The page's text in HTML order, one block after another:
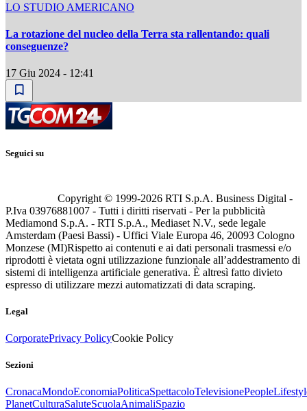
LO STUDIO AMERICANO
La rotazione del nucleo della Terra sta rallentando: quali
conseguenze?
17 Giu 2024 - 12:41
Seguici su
Copyright © 1999-2026 RTI S.p.A. Business Digital -
P.Iva 03976881007 - Tutti i diritti riservati - Per la pubblicità
Mediamond S.p.A. - RTI S.p.A., Mediaset N.V., sede legale
Amsterdam (Paesi Bassi) - Uffici Viale Europa 46, 20093 Cologno
Monzese (MI)Rispetto ai contenuti e ai dati personali trasmessi e/o
riprodotti è vietata ogni utilizzazione funzionale all’addestramento di
sistemi di intelligenza artificiale generativa. È altresì fatto divieto
espresso di utilizzare mezzi automatizzati di data scraping.
Legal
CorporatePrivacy PolicyCookie Policy
Sezioni
CronacaMondoEconomiaPoliticaSpettacoloTelevisionePeople
PlanetCulturaSaluteScuolaAnimaliSpazio